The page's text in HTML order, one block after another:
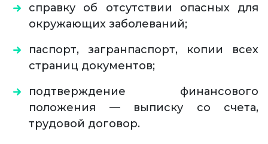
справку об отсутствии опасных для
окружающих заболеваний;
паспорт, загранпаспорт, копии всех
страниц документов;
подтверждение финансового
положения — выписку со счета,
трудовой договор.